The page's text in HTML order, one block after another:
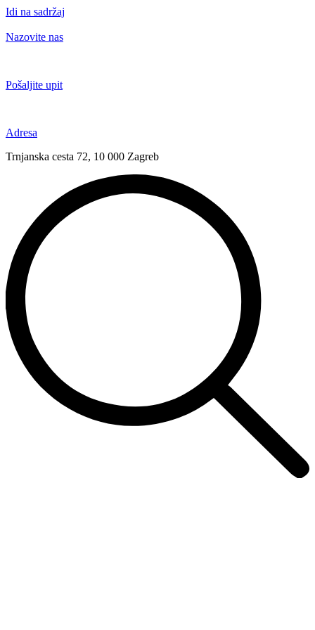
Idi na sadržaj
Nazovite nas
Pošaljite upit
Adresa
Trnjanska cesta 72, 10 000 Zagreb